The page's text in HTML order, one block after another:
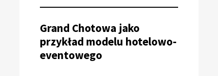
Grand Chotowa jako
przykład modelu hotelowo-
eventowego